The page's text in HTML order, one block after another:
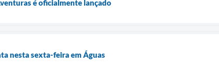
é oficialmente lançado
nesta sexta-feira em Águas